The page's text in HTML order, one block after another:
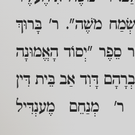
מֹשֶׁה". ר' בָּרוּךְ
סֵפֶר "יְסוֹד הָאֱמוּנָה
דָּוִד אַב בֵּית דִּין
ר' מְנַחֵם מֶענְדִּיל